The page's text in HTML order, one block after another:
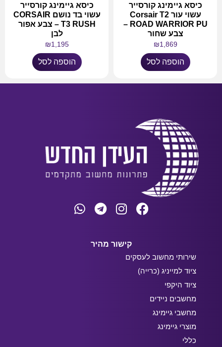
כיסא גיימינג קורסייר
עשוי עור Corsair T2
ROAD WARRIOR PU –
צבע שחור
₪1,869
הוספה לסל
כיסא גיימינג קורסייר
עשוי בד נושם CORSAIR
T3 RUSH – צבע אפור
לבן
₪1,195
הוספה לסל
קישור מהיר
שירותי מחשוב לעסקים
ציוד למייניג (כרייה)
ציוד היקפי
מחשבים ניידים
מחשבי גיימינג
מוצרי גיימינג
כללי